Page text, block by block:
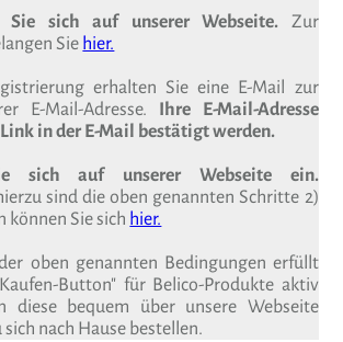
Sie sich auf unserer Webseite. Zur
Siehier.
erhalten Sie eine E-Mail zur
E-Mail-Adresse. Ihre E-Mail-Adresse
in der E-Mail bestätigt werden.
sich auf unserer Webseite ein.
sind die oben genannten Schritte 2)
können Sie sich hier.
oben genannten Bedingungen erfüllt
Button" für Belico-Produkte aktiv
diese bequem über unsere Webseite
nach Hause bestellen.